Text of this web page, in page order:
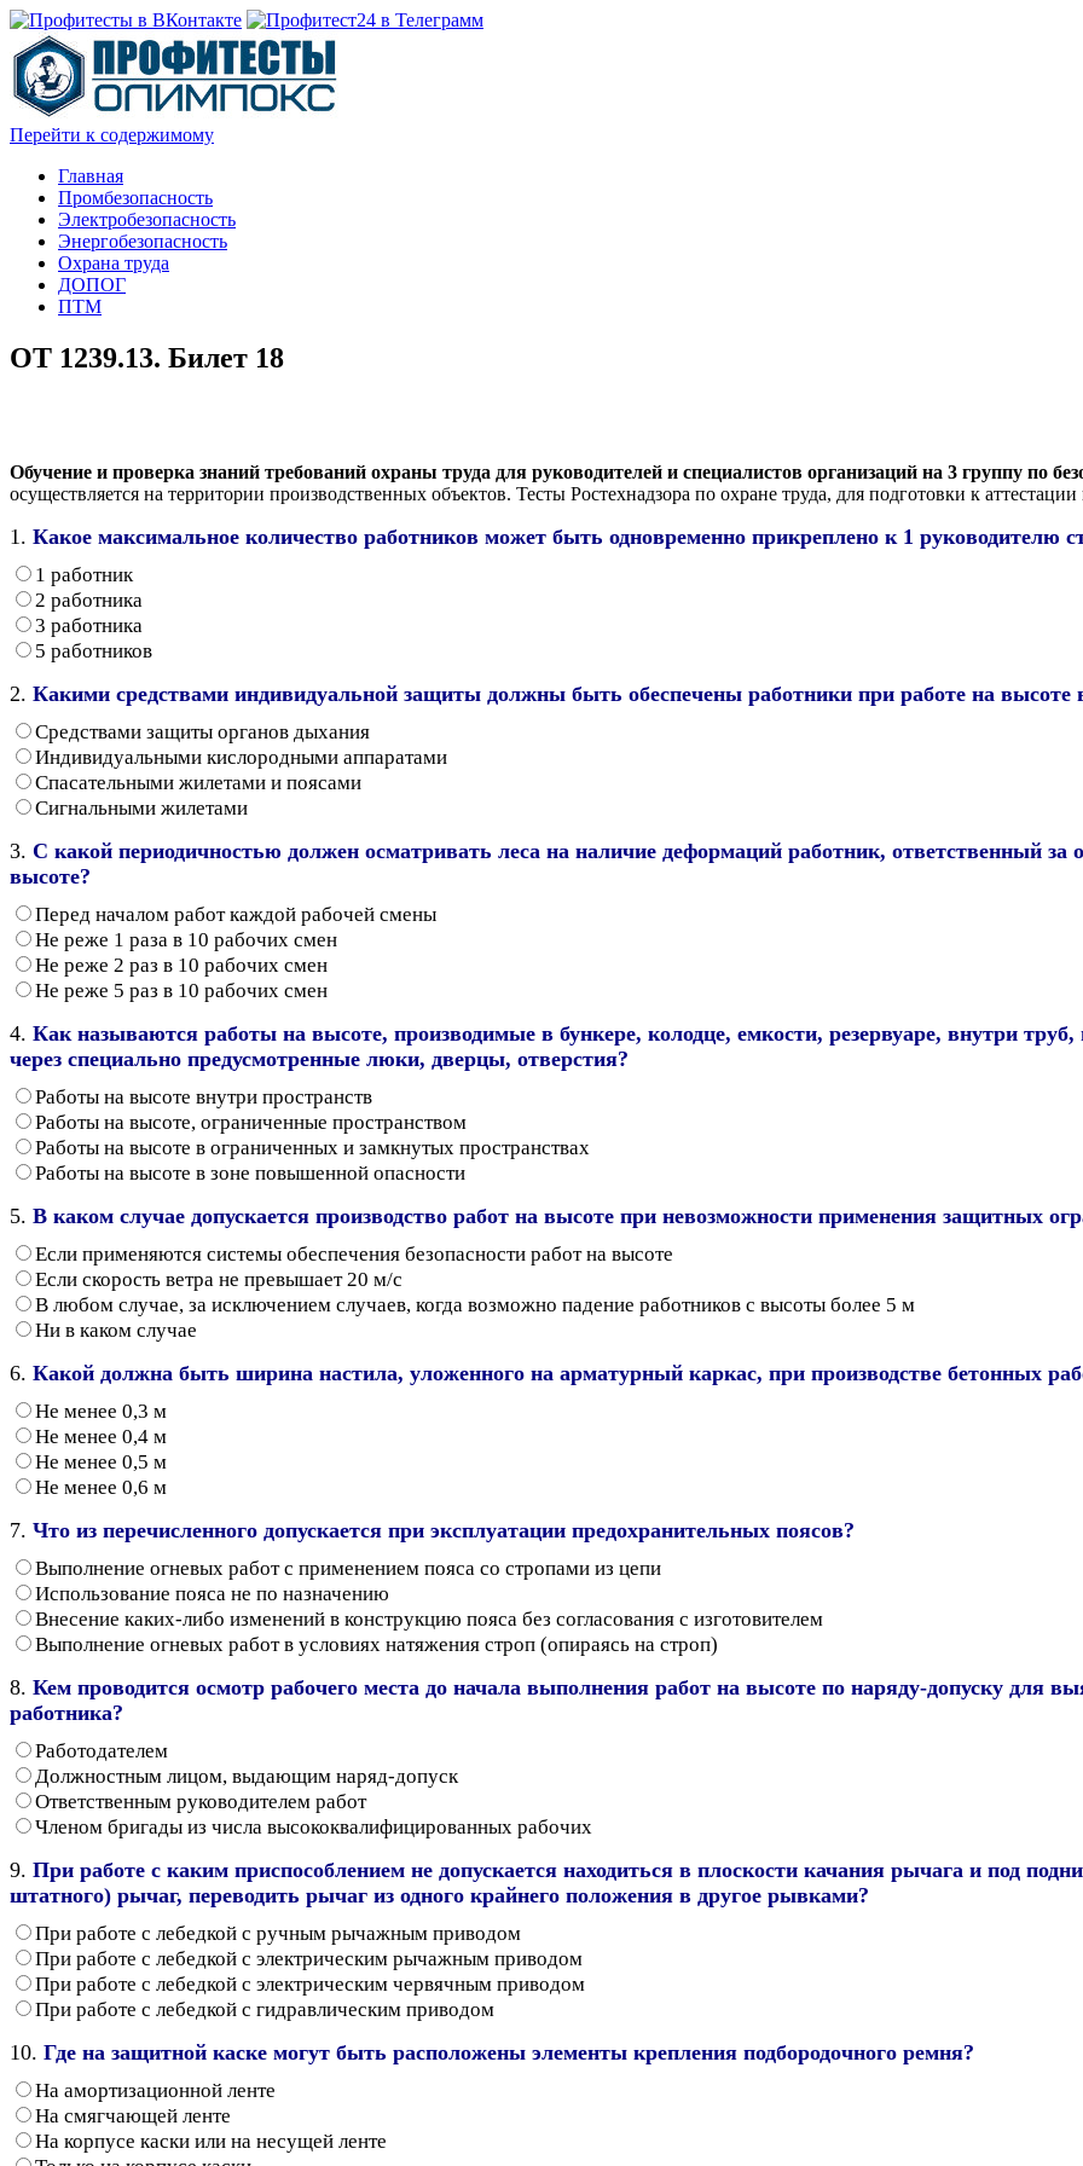
Перейти к содержимому
Главная
Промбезопасность
Электробезопасность
Энергобезопасность
Охрана труда
ДОПОГ
ПТМ
ОТ 1239.13. Билет 18
Обучение и проверка знаний требований охраны труда для руководителей и специалистов организаций на 3 группу по
осуществляется на территории производственных объектов. Тесты Ростехнадзора по охране труда, для подготовки к
1. Какое максимальное количество работников может быть одновременно прикреплено к 1 руководителю
1 работник
2 работника
3 работника
5 работников
2. Какими средствами индивидуальной защиты должны быть обеспечены работники при работе на высоте
Средствами защиты органов дыхания
Индивидуальными кислородными аппаратами
Спасательными жилетами и поясами
Сигнальными жилетами
3. С какой периодичностью должен осматривать леса на наличие деформаций работник, ответственный за
высоте?
Перед началом работ каждой рабочей смены
Не реже 1 раза в 10 рабочих смен
Не реже 2 раз в 10 рабочих смен
Не реже 5 раз в 10 рабочих смен
4. Как называются работы на высоте, производимые в бункере, колодце, емкости, резервуаре, внутри
через специально предусмотренные люки, дверцы, отверстия?
Работы на высоте внутри пространств
Работы на высоте, ограниченные пространством
Работы на высоте в ограниченных и замкнутых пространствах
Работы на высоте в зоне повышенной опасности
5. В каком случае допускается производство работ на высоте при невозможности применения защитных
Если применяются системы обеспечения безопасности работ на высоте
Если скорость ветра не превышает 20 м/с
В любом случае, за исключением случаев, когда возможно падение работников с высоты более 5 м
Ни в каком случае
6. Какой должна быть ширина настила, уложенного на арматурный каркас, при производстве бетонных
Не менее 0,3 м
Не менее 0,4 м
Не менее 0,5 м
Не менее 0,6 м
7. Что из перечисленного допускается при эксплуатации предохранительных поясов?
Выполнение огневых работ с применением пояса со стропами из цепи
Использование пояса не по назначению
Внесение каких-либо изменений в конструкцию пояса без согласования с изготовителем
Выполнение огневых работ в условиях натяжения строп (опираясь на строп)
8. Кем проводится осмотр рабочего места до начала выполнения работ на высоте по наряду-допуску для
работника?
Работодателем
Должностным лицом, выдающим наряд-допуск
Ответственным руководителем работ
Членом бригады из числа высококвалифицированных рабочих
9. При работе с каким приспособлением не допускается находиться в плоскости качания рычага и под
штатного) рычаг, переводить рычаг из одного крайнего положения в другое рывками?
При работе с лебедкой с ручным рычажным приводом
При работе с лебедкой с электрическим рычажным приводом
При работе с лебедкой с электрическим червячным приводом
При работе с лебедкой с гидравлическим приводом
10. Где на защитной каске могут быть расположены элементы крепления подбородочного ремня?
На амортизационной ленте
На смягчающей ленте
На корпусе каски или на несущей ленте